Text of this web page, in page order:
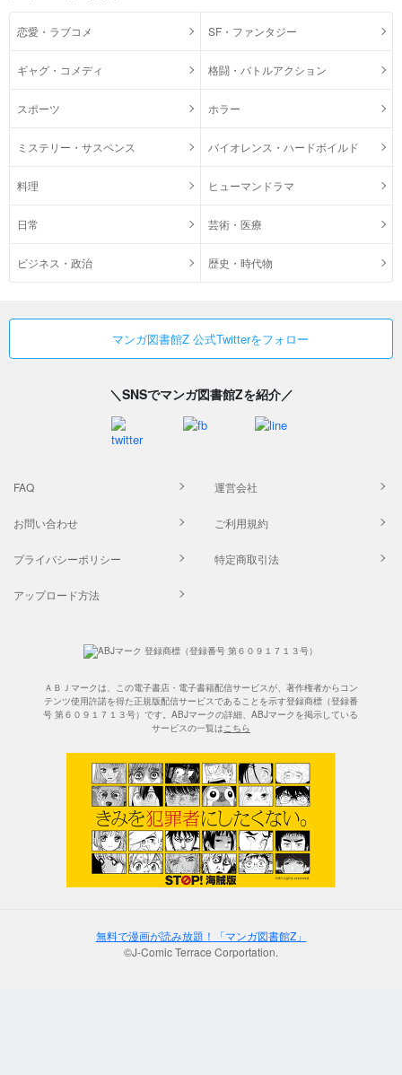
恋愛・ラブコメ SF・ファンタジー
ギャグ・コメディ 格闘・バトルアクション
スポーツ ホラー
ミステリー・サスペンス バイオレンス・ハードボイルド
料理 ヒューマンドラマ
日常 芸術・医療
ビジネス・政治 歴史・時代物
マンガ図書館Z 公式Twitterをフォロー
＼SNSでマンガ図書館Zを紹介／
FAQ 運営会社
お問い合わせ ご利用規約
プライバシーポリシー 特定商取引法
アップロード方法
ＡＢＪマークは、この電子書店・電子書籍配信サービスが、著作権者からコン
テンツ使用許諾を得た正規版配信サービスであることを示す登録商標（登録番
号 第６０９１７１３号）です。ABJマークの詳細、ABJマークを掲示している
サービスの一覧はこちら
無料で漫画が読み放題！「マンガ図書館Z」
©J-Comic Terrace Corportation.